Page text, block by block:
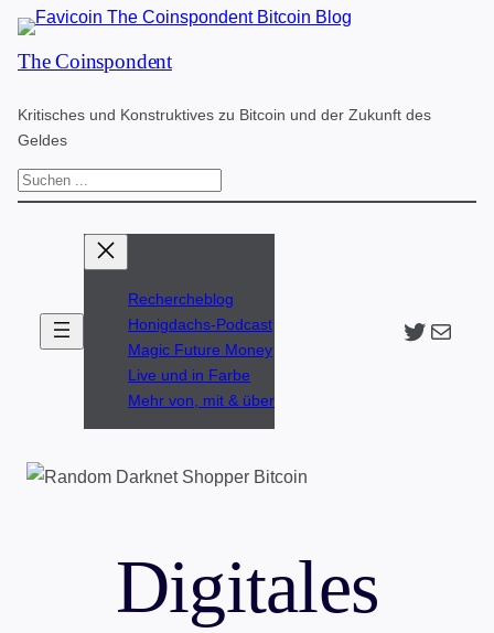
Zum
Inhalt
The Coinspondent
Kritisches und Konstruktives zu Bitcoin und der Zukunft des
Geldes
S
Rechercheblog
Honigdachs-Podcast
Magic Future Money
Live und in Farbe
Mehr von, mit & über
Twitter
The
Digitales